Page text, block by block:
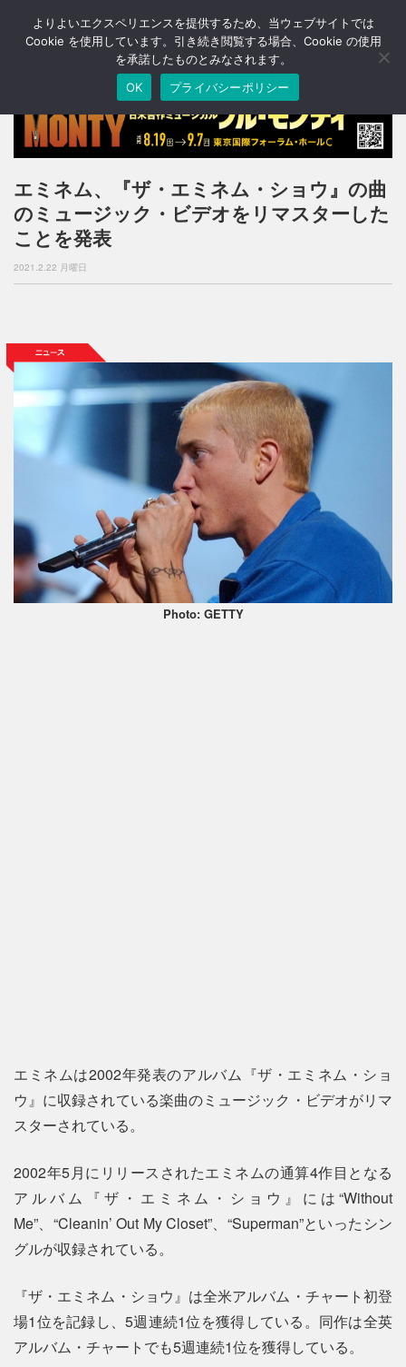
T
o
n
a
v
i
g
a
n
エミネム、『ザ・エミネム・ショウ』の曲
のミュージック・ビデオをリマスターした
ことを発表
2021.2.22 月曜日
Photo: GETTY
エミネムは2002年発表のアルバム『ザ・エミネム・ショ
ウ』に収録されている楽曲のミュージック・ビデオがリマ
スターされている。
2002年5月にリリースされたエミネムの通算4作目となる
アルバム『ザ・エミネム・ショウ』には“Without
Me”、“Cleanin’ Out My Closet”、“Superman”といったシン
グルが収録されている。
『ザ・エミネム・ショウ』は全米アルバム・チャート初登
場1位を記録し、5週連続1位を獲得している。同作は全英
アルバム・チャートでも5週連続1位を獲得している。
よりよいエクスペリエンスを提供するため、当ウェブサイトでは
Cookie を使用しています。引き続き閲覧する場合、Cookie の使用
を承諾したものとみなされます。
OK
プライバシーポリシー